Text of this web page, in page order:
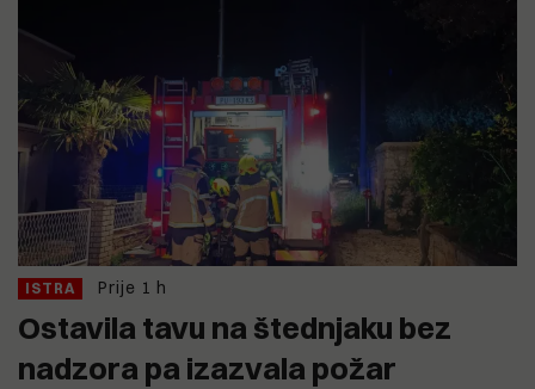
ISTRA Prije 1 h
Ostavila tavu na štednjaku bez
nadzora pa izazvala požar